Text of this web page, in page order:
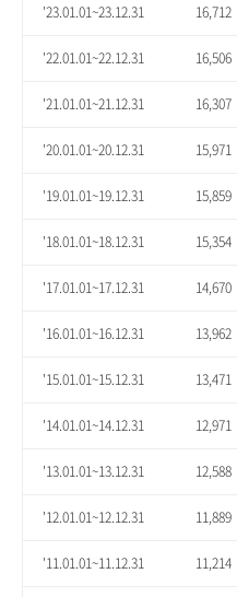
'23.01.01~23.12.31 16,712
'22.01.01~22.12.31 16,506
'21.01.01~21.12.31 16,307
'20.01.01~20.12.31 15,971
'19.01.01~19.12.31 15,859
'18.01.01~18.12.31 15,354
'17.01.01~17.12.31 14,670
'16.01.01~16.12.31 13,962
'15.01.01~15.12.31 13,471
'14.01.01~14.12.31 12,971
'13.01.01~13.12.31 12,588
'12.01.01~12.12.31 11,889
'11.01.01~11.12.31 11,214